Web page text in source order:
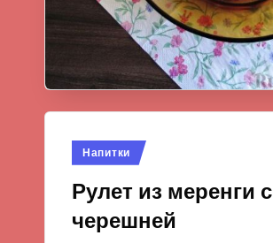
Опубликовано
Напитки
Рулет из меренги с
черешней